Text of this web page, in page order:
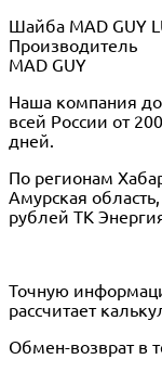
Шайба MAD GUY
Производитель
MAD GUY
Наша компания
всей России от
дней.
По регионам
Амурская
рублей ТК
Точную
рассчитает
Обмен-возврат в